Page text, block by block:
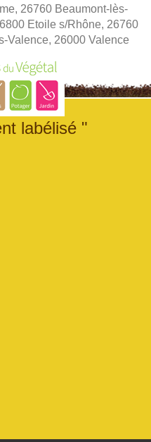
26760 Beaumont-lès-
Etoile s/Rhône, 26760
Valence, 26000 Valence
labélisé "